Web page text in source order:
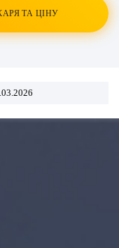
ТА ЦІНУ